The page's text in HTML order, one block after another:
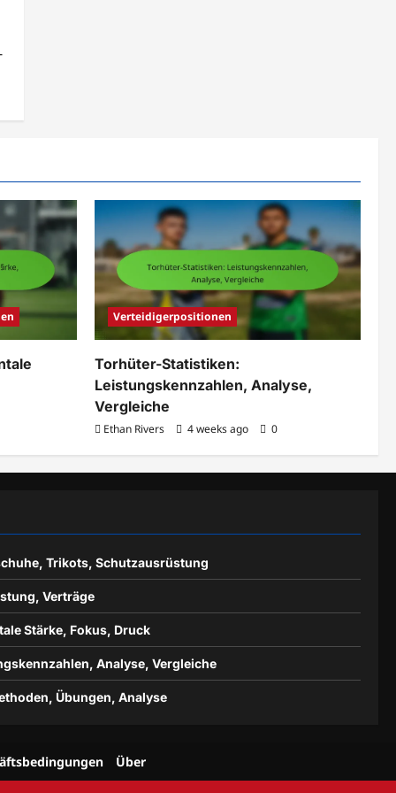
Verteidigerpositionen
Torhüter-Statistiken:
Leistungskennzahlen, Analyse,
Vergleiche
Ethan Rivers 4 weeks ago 0
Trikots, Schutzausrüstung
Verträge
Stärke, Fokus, Druck
Analyse, Vergleiche
Übungen, Analyse
Über